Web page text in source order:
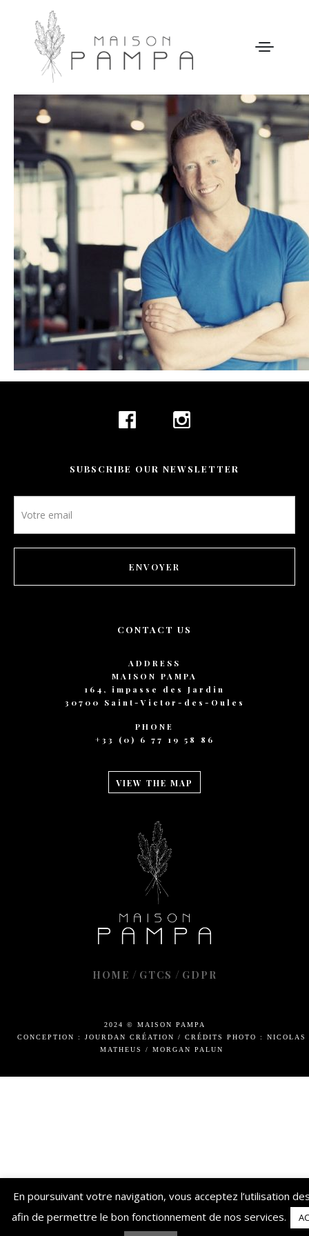
WELCOME
MAISON PAMPA
OUR STORY
LEISURE
GALLERY
OUR PRICES
CONTACT
BOOKING
SUBSCRIBE OUR NEWSLETTER
Newsletter
footer
ENVOYER
CONTACT US
ADDRESS
MAISON PAMPA
164, impasse des Jardin
30700 Saint-Victor-des-Oules
PHONE
+33 (0) 6 77 19 58 86
VIEW THE MAP
HOME / GTCS / GDPR
2024 © MAISON PAMPA
CONCEPTION : JOURDAN CRÉATION
/ CRÉDITS PHOTO : NICOLAS
MATHEUS / MORGAN PALUN
En poursuivant votre navigation, vous acceptez l’utilisation
afin de permettre le bon fonctionnement de nos services.